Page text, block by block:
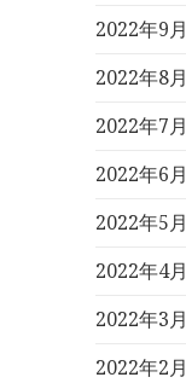
2022年9月
2022年8月
2022年7月
2022年6月
2022年5月
2022年4月
2022年3月
2022年2月